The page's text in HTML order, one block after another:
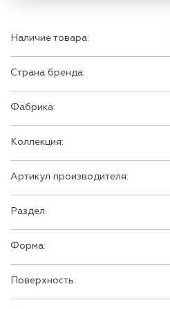
Наличие товара:
Страна бренда:
Фабрика:
Коллекция:
Артикул производителя:
Раздел:
Форма:
Поверхность: